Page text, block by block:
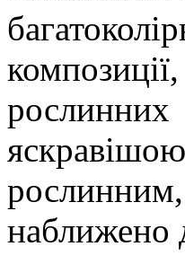
наближено